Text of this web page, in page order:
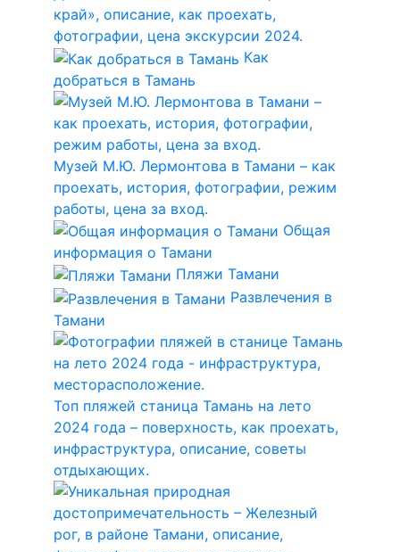
край», описание, как проехать,
фотографии, цена экскурсии 2024.
Как
добраться в Тамань
Музей М.Ю. Лермонтова в Тамани – как
проехать, история, фотографии, режим
работы, цена за вход.
Общая
информация о Тамани
Пляжи Тамани
Развлечения в
Тамани
Топ пляжей станица Тамань на лето
2024 года – поверхность, как проехать,
инфраструктура, описание, советы
отдыхающих.